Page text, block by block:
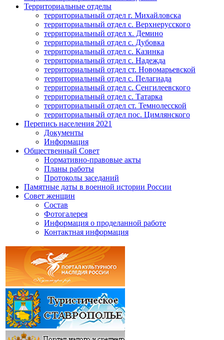
Территориальные отделы
территориальный отдел г. Михайловска
территориальный отдел с. Верхнерусского
территориальный отдел х. Демино
территориальный отдел с. Дубовка
территориальный отдел с. Казинка
территориальный отдел с. Надежда
территориальный отдел ст. Новомарьевской
территориальный отдел с. Пелагиада
территориальный отдел с. Сенгилеевского
территориальный отдел с. Татарка
территориальный отдел ст. Темнолесской
территориальный отдел пос. Цимлянского
Перепись населения 2021
Документы
Информация
Общественный Совет
Нормативно-правовые акты
Планы работы
Протоколы заседаний
Памятные даты в военной истории России
Совет женщин
Состав
Фотогалерея
Информация о проделанной работе
Контактная информация